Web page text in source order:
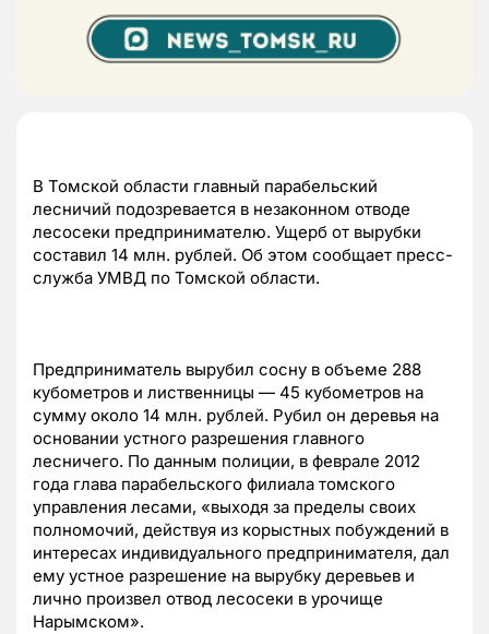
В Томской области главный парабельский
лесничий подозревается в незаконном отводе
лесосеки предпринимателю. Ущерб от вырубки
составил 14 млн. рублей. Об этом сообщает пресс-
служба УМВД по Томской области.
Предприниматель вырубил сосну в объеме 288
кубометров и лиственницы — 45 кубометров на
сумму около 14 млн. рублей. Рубил он деревья на
основании устного разрешения главного
лесничего. По данным полиции, в феврале 2012
года глава парабельского филиала томского
управления лесами, «выходя за пределы своих
полномочий, действуя из корыстных побуждений в
интересах индивидуального предпринимателя, дал
ему устное разрешение на вырубку деревьев и
лично произвел отвод лесосеки в урочище
Нарымском».